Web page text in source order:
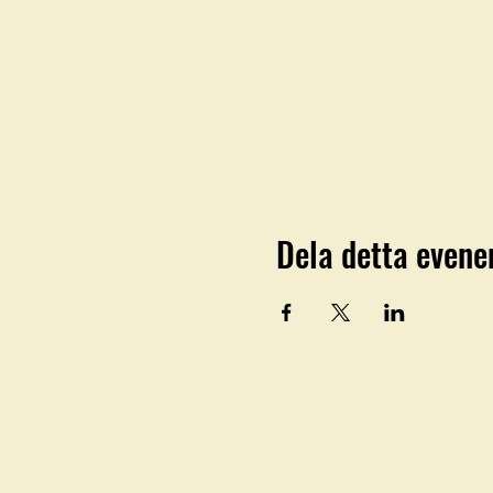
Dela detta